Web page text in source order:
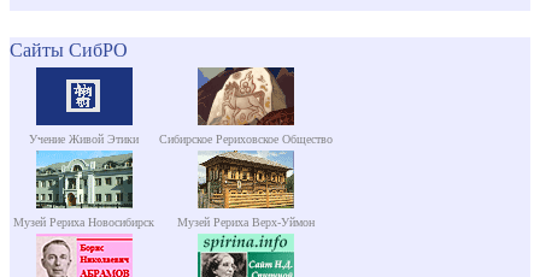
Сайты СибРО
Учение Живой Этики Сибирское Рериховское Общество
Музей Рериха Новосибирск Музей Рериха Верх-Уймон